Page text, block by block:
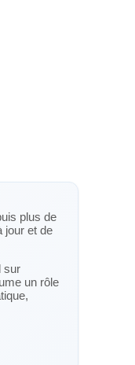
plus de
jour et de
sur
un rôle